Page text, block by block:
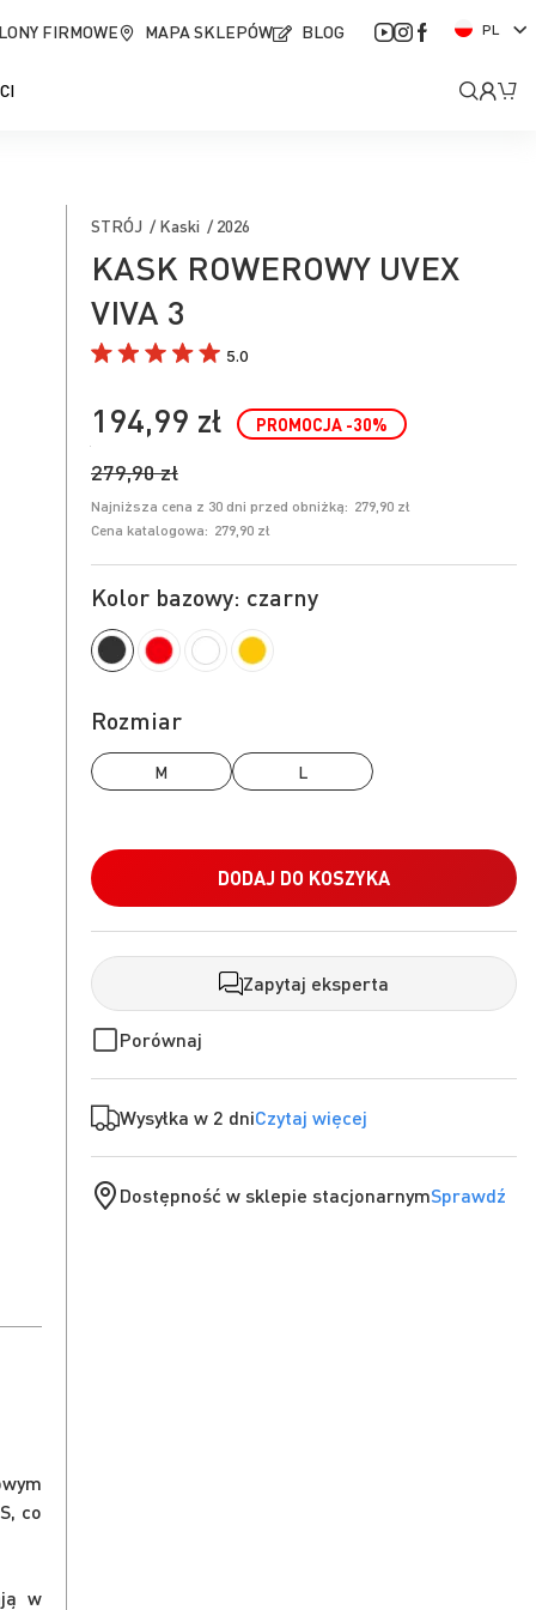
FIRMOWE MAPA SKLEPÓW BLOG
J
y
PL
Moje
KASK ROWEROWY UVEX
VIVA 3
5.0
STRÓJ / Kaski / 2026
Kolor bazowy: czarny
Rozmiar
M L
DODAJ DO KOSZYKA
Zapytaj eksperta
Porównaj
194,99 zł
279,90 zł
PROMOCJA -30%
Najniższa cena z 30 dni przed obniżką: 279,90 zł
Cena katalogowa: 279,90 zł
Wysyłka w 2 dniCzytaj więcej
Dostępność w sklepie stacjonarnymSprawdź
co
w